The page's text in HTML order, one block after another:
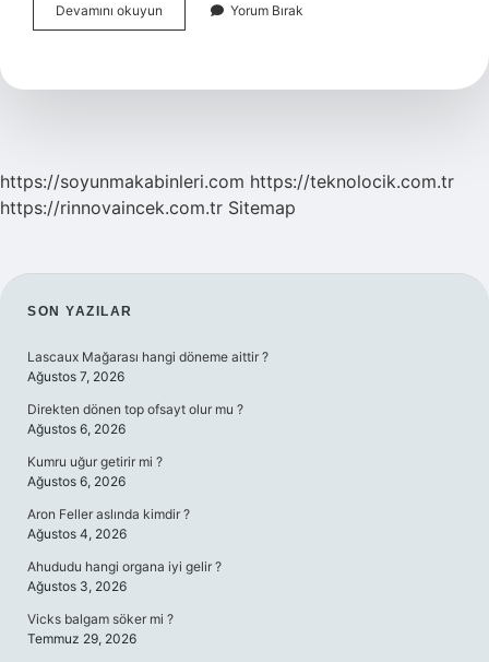
Devamını okuyun Amerikanca
Seni
Yorum Bırak
https://soyunmakabinleri.com https://teknolocik.com.tr
https://rinnovaincek.com.tr Sitemap
SIDEBAR
SON YAZILAR
Lascaux Mağarası hangi döneme aittir ?
Ağustos 7, 2026
Direkten dönen top ofsayt olur mu ?
Ağustos 6, 2026
Kumru uğur getirir mi ?
Ağustos 6, 2026
Aron Feller aslında kimdir ?
Ağustos 4, 2026
Ahududu hangi organa iyi gelir ?
Ağustos 3, 2026
Vicks balgam söker mi ?
Temmuz 29, 2026